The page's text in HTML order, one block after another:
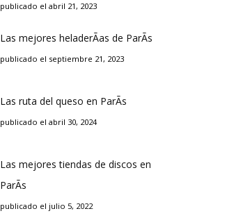
publicado el abril 21, 2023
Las mejores heladerÃ­as de ParÃ­s
publicado el septiembre 21, 2023
Las ruta del queso en ParÃ­s
publicado el abril 30, 2024
Las mejores tiendas de discos en
ParÃ­s
publicado el julio 5, 2022